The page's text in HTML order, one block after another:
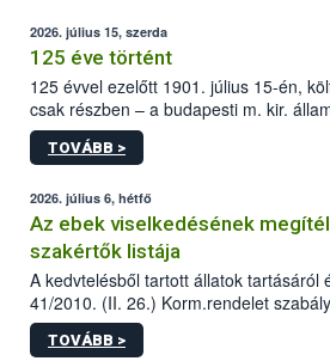
2026. július 15, szerda
125 éve történt
125 évvel ezelőtt 1901. július 15-én,
csak részben – a budapesti m. kir.
állomás a Kis Rókus utca 15. szám
tervezett új épületébe.
TOVÁBB >
2026. július 6, hétfő
Az ebek viselkedésének
szakértők listája
A kedvtelésből tartott állatok tartásáról
41/2010. (II. 26.) Korm.rendelet
sérülés, illetve ennek veszélye
hatósági feladatokat, valamint a
TOVÁBB >